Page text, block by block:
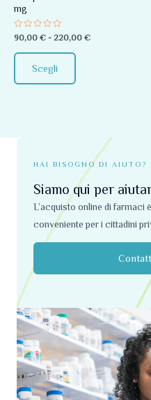
mg
Valutato
0
su
5
90,00 € - 220,00 €
Scegli
scelte
del
HAI BISOGNO DI AIUTO?
Siamo qui per
L’acquisto online di farmaci
conveniente per i cittadini